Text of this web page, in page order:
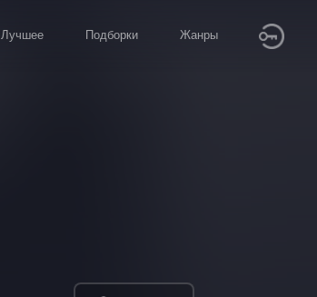
Лучшее Подборки Жанры